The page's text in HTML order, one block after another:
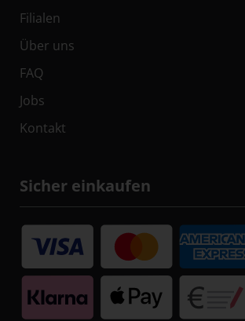
Filialen
Über uns
FAQ
Jobs
Kontakt
Sicher einkaufen